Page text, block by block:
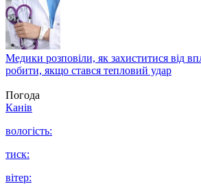
Медики розповіли, як захиститися від
робити, якщо стався тепловий удар
Погода
Канів
вологість:
тиск:
вітер: